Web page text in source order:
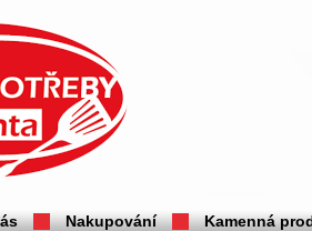
Nakupování Kamenná